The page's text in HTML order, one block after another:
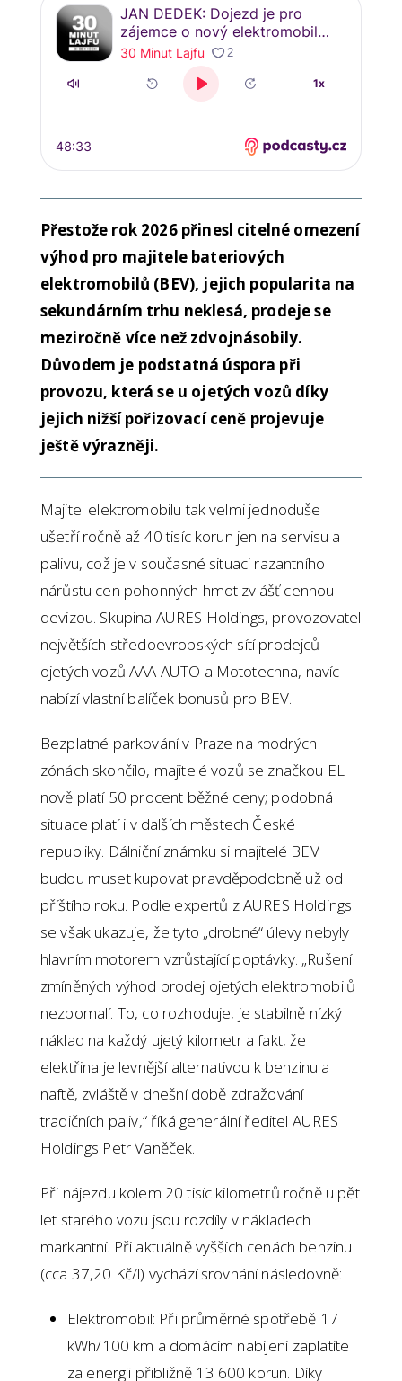
Přestože rok 2026 přinesl citelné omezení
výhod pro majitele bateriových
elektromobilů (BEV), jejich popularita na
sekundárním trhu neklesá, prodeje se
meziročně více než zdvojnásobily.
Důvodem je podstatná úspora při
provozu, která se u ojetých vozů díky
jejich nižší pořizovací ceně projevuje
ještě výrazněji.
Majitel elektromobilu tak velmi jednoduše
ušetří ročně až 40 tisíc korun jen na servisu a
palivu, což je v současné situaci razantního
nárůstu cen pohonných hmot zvlášť cennou
devizou. Skupina AURES Holdings, provozovatel
největších středoevropských sítí prodejců
ojetých vozů AAA AUTO a Mototechna, navíc
nabízí vlastní balíček bonusů pro BEV.
Bezplatné parkování v Praze na modrých
zónách skončilo, majitelé vozů se značkou EL
nově platí 50 procent běžné ceny; podobná
situace platí i v dalších městech České
republiky. Dálniční známku si majitelé BEV
budou muset kupovat pravděpodobně už od
příštího roku. Podle expertů z AURES Holdings
se však ukazuje, že tyto „drobné“ úlevy nebyly
hlavním motorem vzrůstající poptávky. „Rušení
zmíněných výhod prodej ojetých elektromobilů
nezpomalí. To, co rozhoduje, je stabilně nízký
náklad na každý ujetý kilometr a fakt, že
elektřina je levnější alternativou k benzinu a
naftě, zvláště v dnešní době zdražování
tradičních paliv,“ říká generální ředitel AURES
Holdings Petr Vaněček.
Při nájezdu kolem 20 tisíc kilometrů ročně u pět
let starého vozu jsou rozdíly v nákladech
markantní. Při aktuálně vyšších cenách benzinu
(cca 37,20 Kč/l) vychází srovnání následovně:
Elektromobil: Při průměrné spotřebě 17
kWh/100 km a domácím nabíjení zaplatíte
za energii přibližně 13 600 korun. Díky